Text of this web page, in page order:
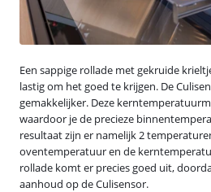
Een sappige rollade met gekruide
lastig om het goed te krijgen. De
gemakkelijker. Deze
waardoor je de precieze
resultaat zijn er namelijk 2
oventemperatuur en de
rollade komt er precies goed uit,
aanhoud op de Culisensor.